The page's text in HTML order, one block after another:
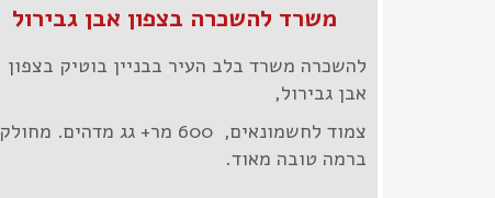
משרד להשכרה בצפון אבן גבירול
להשכרה משרד בלב העיר בבניין בוטיק בצפון
אבן גבירול,
צמוד לחשמונאים, 600 מר+ גג מדהים. מחולק
ברמה טובה מאוד.